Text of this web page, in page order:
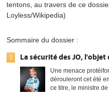
tentons, au travers de ce
Loyless/Wikipedia)
Sommaire du dossier :
1 La sécurité des JO,
Une menace
dérouleront cet été
ce titre, le ministre de